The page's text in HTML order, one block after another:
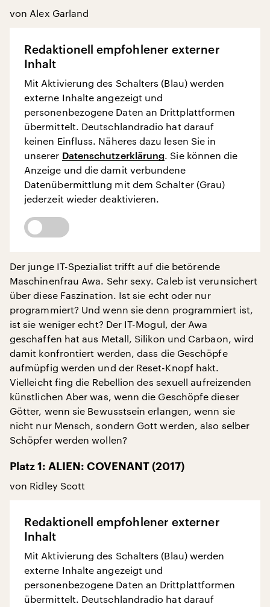
von Alex Garland
Redaktionell empfohlener externer
Inhalt
Mit Aktivierung des Schalters (Blau) werden
externe Inhalte angezeigt und
personenbezogene Daten an Drittplattformen
übermittelt. Deutschlandradio hat darauf
keinen Einfluss. Näheres dazu lesen Sie in
unserer Datenschutzerklärung. Sie können die
Anzeige und die damit verbundene
Datenübermittlung mit dem Schalter (Grau)
jederzeit wieder deaktivieren.
Der junge IT-Spezialist trifft auf die betörende
Maschinenfrau Awa. Sehr sexy. Caleb ist verunsichert
über diese Faszination. Ist sie echt oder nur
programmiert? Und wenn sie denn programmiert ist,
ist sie weniger echt? Der IT-Mogul, der Awa
geschaffen hat aus Metall, Silikon und Carbaon, wird
damit konfrontiert werden, dass die Geschöpfe
aufmüpfig werden und der Reset-Knopf hakt.
Vielleicht fing die Rebellion des sexuell aufreizenden
künstlichen Aber was, wenn die Geschöpfe dieser
Götter, wenn sie Bewusstsein erlangen, wenn sie
nicht nur Mensch, sondern Gott werden, also selber
Schöpfer werden wollen?
Platz 1: ALIEN: COVENANT (2017)
von Ridley Scott
Redaktionell empfohlener externer
Inhalt
Mit Aktivierung des Schalters (Blau) werden
externe Inhalte angezeigt und
personenbezogene Daten an Drittplattformen
übermittelt. Deutschlandradio hat darauf